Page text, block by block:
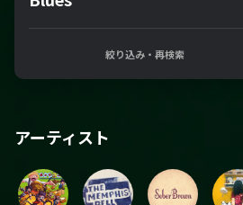
絞り込み・再検索
アーティスト